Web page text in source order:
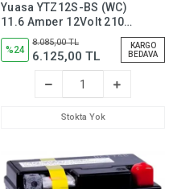
Yuasa YTZ12S-BS (WC)
11.6 Amper 12Volt 210
CCA Motosiklet Aküsü
Bakım Gerektirmez,
YTZ12SBS
%24
8.085,00 TL
6.125,00 TL
KARGO
BEDAVA
Stokta Yok